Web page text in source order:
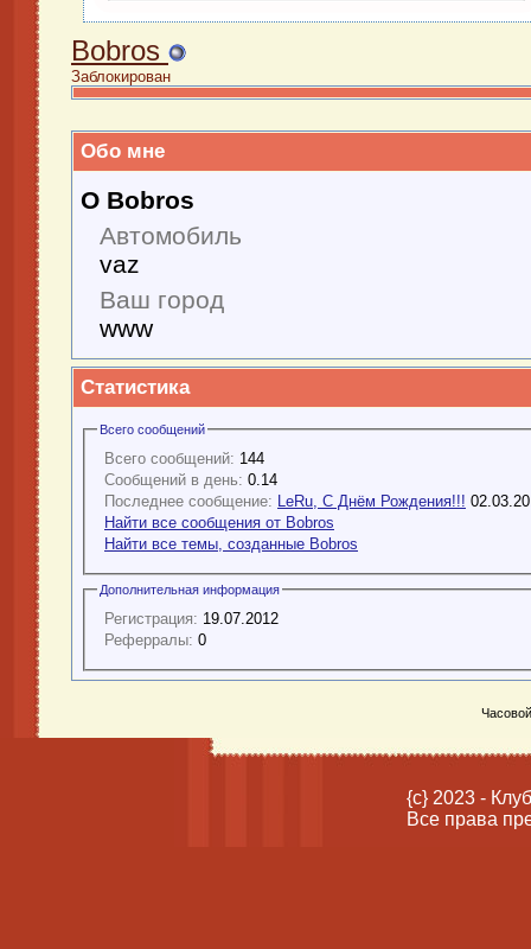
Bobros
Заблокирован
Обо мне
О Bobros
Автомобиль
vaz
Ваш город
www
Статистика
Всего сообщений
Всего сообщений: 144
Сообщений в день: 0.14
Последнее сообщение:
LeRu, С Днём Рождения!!!
Найти все сообщения от Bobros
Найти все темы, созданные Bobros
Дополнительная информация
Регистрация: 19.07.2012
Реферралы: 0
{c} 2023 -
Все права